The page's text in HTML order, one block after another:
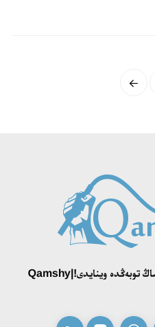
قامشى - ۇل بولساڭ قولىڭدا، قۇل بولساڭ توبەڭدە وينايدى!|Qamshy